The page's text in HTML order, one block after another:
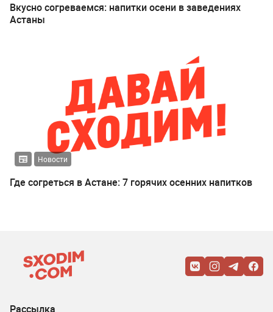
Вкусно согреваемся: напитки осени в заведениях
Астаны
Новости
Где согреться в Астане: 7 горячих осенних напитков
Рассылка